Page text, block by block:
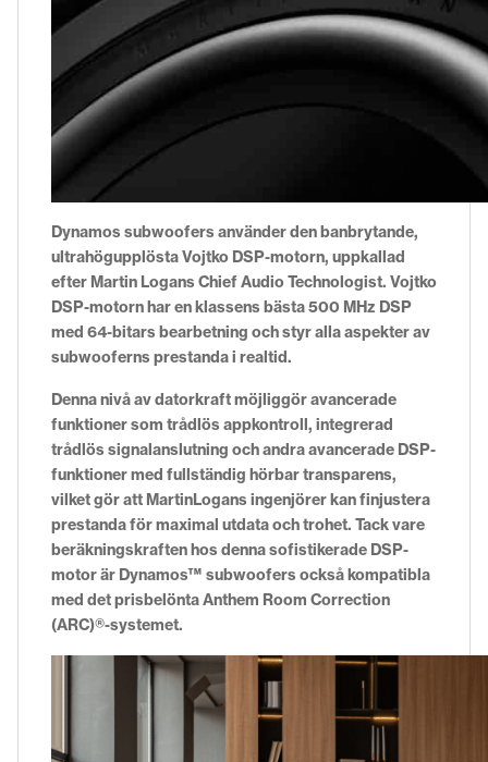
Dynamos subwoofers använder den banbrytande,
ultrahögupplösta Vojtko DSP-motorn, uppkallad
efter Martin Logans Chief Audio Technologist. Vojtko
DSP-motorn har en klassens bästa 500 MHz DSP
med 64-bitars bearbetning och styr alla aspekter av
subwooferns prestanda i realtid.
Denna nivå av datorkraft möjliggör avancerade
funktioner som trådlös appkontroll, integrerad
trådlös signalanslutning och andra avancerade DSP-
funktioner med fullständig hörbar transparens,
vilket gör att MartinLogans ingenjörer kan finjustera
prestanda för maximal utdata och trohet. Tack vare
beräkningskraften hos denna sofistikerade DSP-
motor är Dynamos™ subwoofers också kompatibla
med det prisbelönta Anthem Room Correction
(ARC)®-systemet.